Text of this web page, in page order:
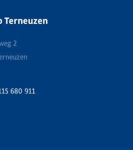
Terneuzen
2
680 911